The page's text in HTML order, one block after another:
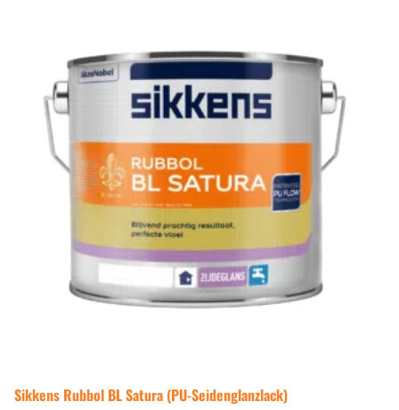
Sikkens Rubbol BL Satura (PU-Seidenglanzlack)